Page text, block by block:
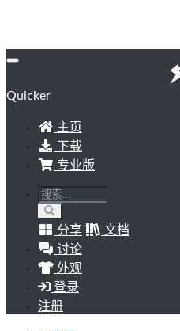
Quicker
主页
下载
专业版
分享
文档
讨论
外观
登录
注册